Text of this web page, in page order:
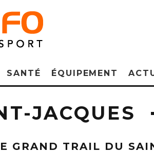
SANTÉ ÉQUIPEMENT
JACQUES
GRAND TRAIL DU